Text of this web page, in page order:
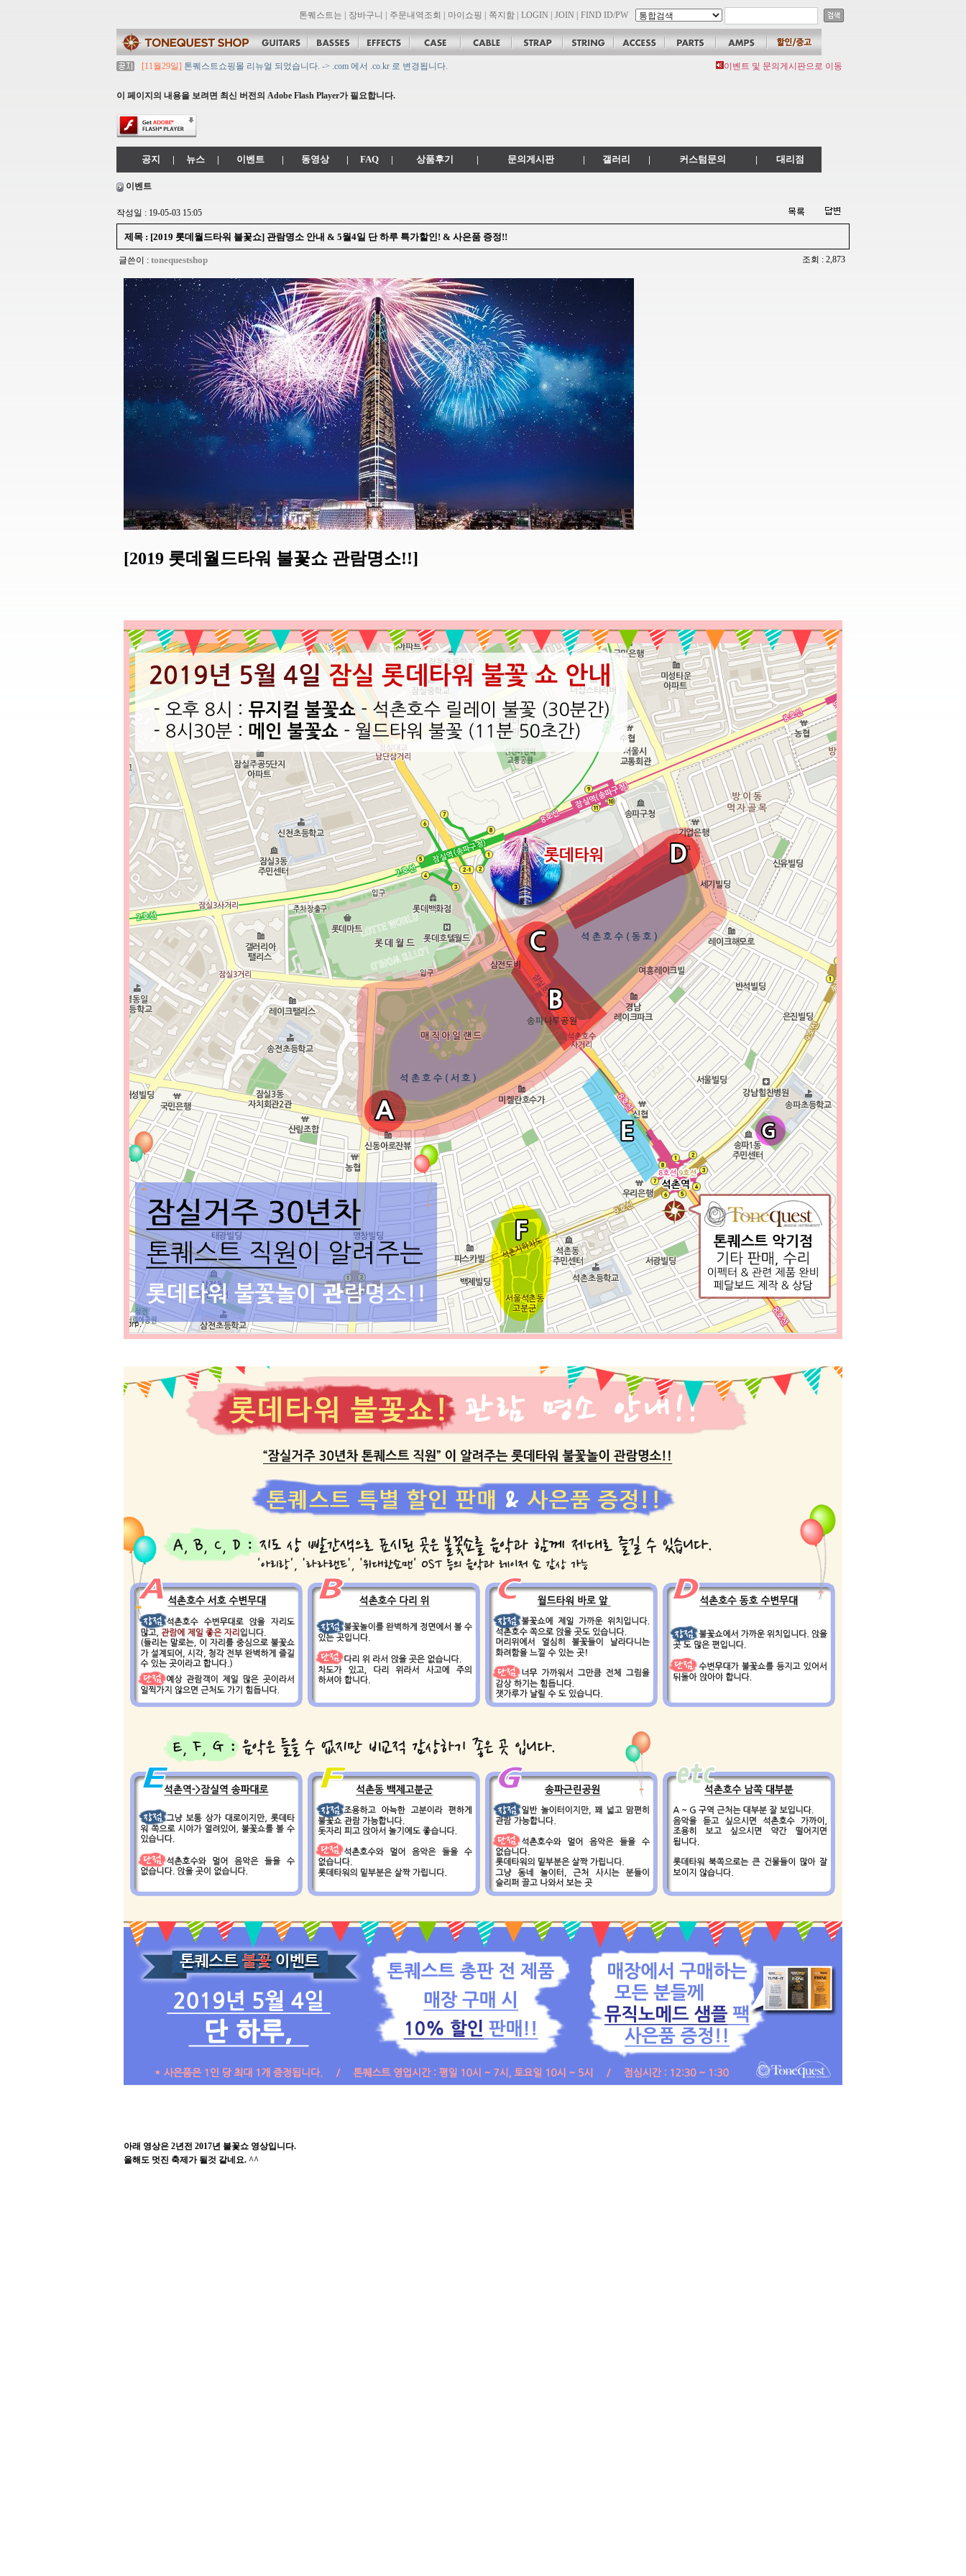
톤퀘스트는 장바구니 주문내역조회 마이쇼핑 쪽지함 LOGIN JOIN FIND ID/PW
[11월29일] 톤퀘스트쇼핑몰 리뉴얼 되었습니다. -> .com 에서 .co.kr 로 변경됩니다.
[11월29일][대리점 모집] Gretsch, Jackson 대리점 모집!! 그레치기타, 잭슨기타 한국 총판 톤퀘스트!!
[11월29일]
2021년 추석 영업 시간 & 배송 공지
이벤트 및 문의게시판으로 이동
이 페이지의 내용을 보려면 최신 버전의 Adobe Flash Player가 필요합니다.
공지 | 뉴스 | 이벤트 | 동영상 | FAQ | 상품후기 | 문의게시판 | 갤러리 | 커스텀문의 | 대리점
이벤트
작성일 : 19-05-03 15:05
제목 : [2019 롯데월드타워 불꽃쇼] 관람명소 안내 & 5월4일 단 하루 특가할인! & 사은품 증정!!
글쓴이 : tonequestshop 조회 : 2,873
[2019 롯데월드타워 불꽃쇼 관람명소!!]
아래 영상은 2년전 2017년 불꽃쇼 영상입니다.
올해도 멋진 축제가 될것 같네요. ^^